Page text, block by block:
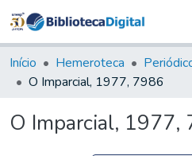
&
Tudo na
Início Hemeroteca
O Imparcial, 1977, 7986
O Imparcial, 1977,